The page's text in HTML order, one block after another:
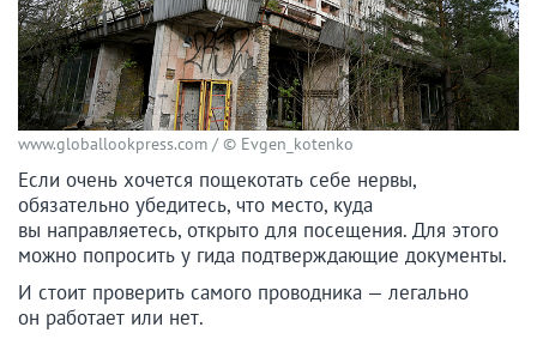
www.globallookpress.com / © Evgen_kotenko
Если очень хочется пощекотать себе нервы,
обязательно убедитесь, что место, куда
вы направляетесь, открыто для посещения. Для этого
можно попросить у гида подтверждающие документы.
И стоит проверить самого проводника — легально
он работает или нет.